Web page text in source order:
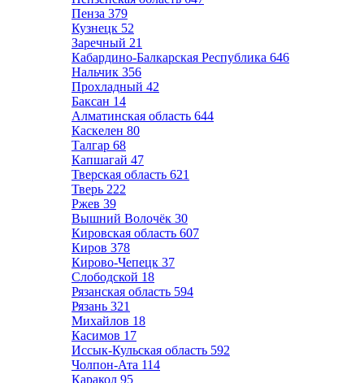
Пенза 379
Кузнецк 52
Заречный 21
Кабардино-Балкарская Республика 646
Нальчик 356
Прохладный 42
Баксан 14
Алматинская область 644
Каскелен 80
Талгар 68
Капшагай 47
Тверская область 621
Тверь 222
Ржев 39
Вышний Волочёк 30
Кировская область 607
Киров 378
Кирово-Чепецк 37
Слободской 18
Рязанская область 594
Рязань 321
Михайлов 18
Касимов 17
Иссык-Кульская область 592
Чолпон-Ата 114
Каракол 95